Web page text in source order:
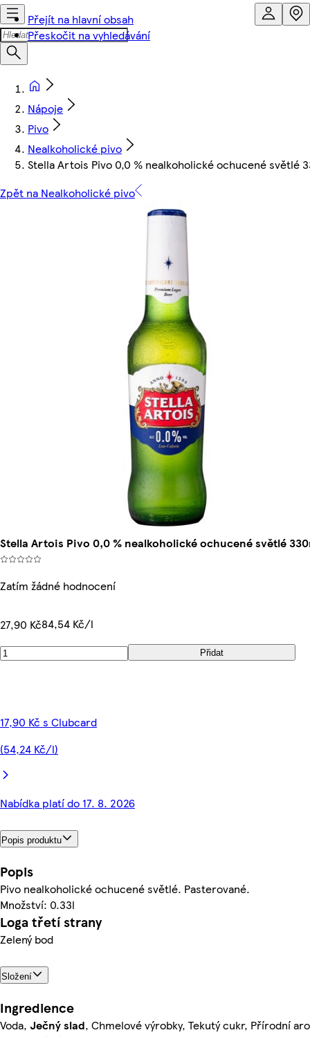
Přejít na hlavní obsah
Přeskočit na vyhledávání
Nápoje
Pivo
Nealkoholické pivo
Stella Artois Pivo 0,0 % nealkoholické ochucené světlé
Zpět na Nealkoholické pivo
Stella Artois Pivo 0,0 % nealkoholické ochucené světlé
Zatím žádné hodnocení
27,90 Kč84,54 Kč/l
Přidat
17,90 Kč s Clubcard
(54,24 Kč/l)
Nabídka platí do 17. 8. 2026
Popis produktu
Popis
Pivo nealkoholické ochucené světlé. Pasterované.
Množství: 0.33l
Loga třetí strany
Zelený bod
Složení
Ingredience
Voda, Ječnýslad, Chmelové výrobky, Tekutý cukr, Přírodní